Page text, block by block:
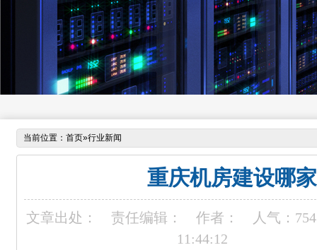
当前位置： 首页»行业新闻
重庆机房建设哪
文章出处： 责任编辑： 作者： 人气：
11:44:12